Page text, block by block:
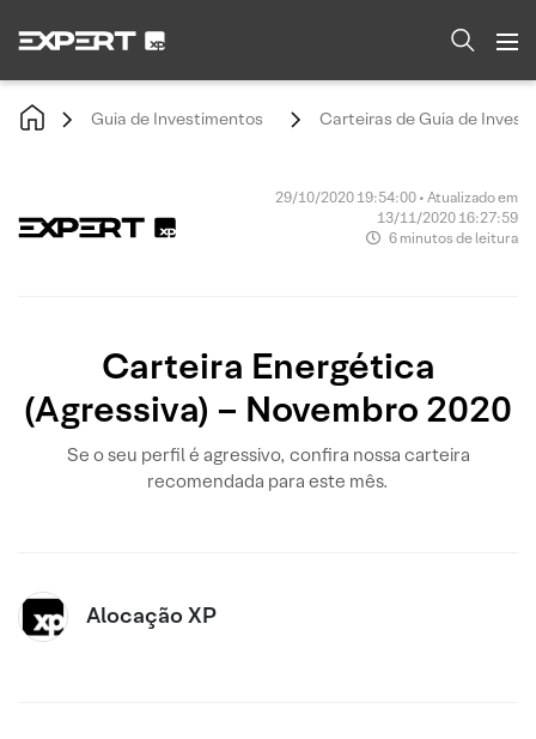
Guia de Investimentos Carteiras de Guia de
29/10/2020 19:54:00 • Atualizado em
13/11/2020 16:27:59
6 minutos de leitura
Carteira Energética
(Agressiva) – Novembro 2020
Se o seu perfil é agressivo, confira nossa carteira
recomendada para este mês.
Alocação XP